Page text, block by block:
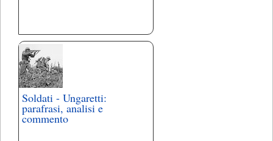
Soldati - Ungaretti:
parafrasi, analisi e
commento